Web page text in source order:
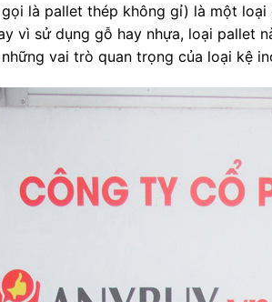
là pallet thép không gỉ) là một
vì sử dụng gỗ hay nhựa, loại pallet
vai trò quan trọng của loại kệ